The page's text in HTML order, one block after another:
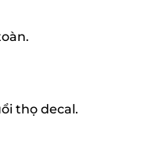
thọ decal.